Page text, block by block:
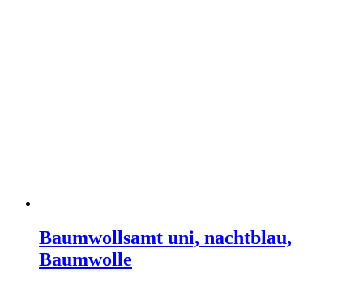
Baumwollsamt uni, nachtblau,
Baumwolle